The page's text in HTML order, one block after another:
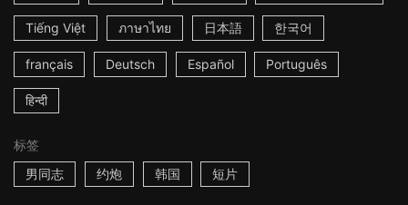
Tiếng Việt ภาษาไทย 日本語 한국어
français Deutsch Español Português
हिन्दी
标签
男同志
约炮 韩国 短片